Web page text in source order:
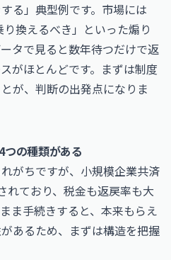
る」典型例です。市場には
り換えるべき」といった煽り
タで見ると数年待つだけで返
がほとんどです。まずは制度
が、判断の出発点になりま
の種類がある
がちですが、小規模企業共済
れており、税金も返戻率も大
ま手続きすると、本来もらえ
あるため、まずは構造を把握